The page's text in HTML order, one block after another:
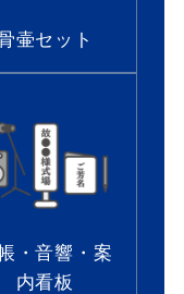
壷セット
・音響・案
内看板